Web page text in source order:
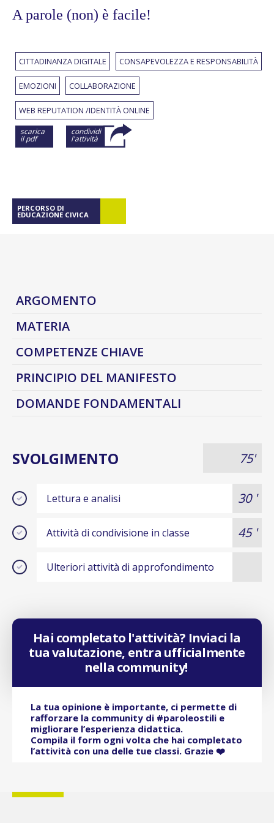
A parole (non) è facile!
CITTADINANZA DIGITALE CONSAPEVOLEZZA E RESPONSABILITÀ
EMOZIONI COLLABORAZIONE
WEB REPUTATION /IDENTITÀ ONLINE
scarica
il pdf
condividi
l'attività
PERCORSO DI
EDUCAZIONE CIVICA
ARGOMENTO
MATERIA
COMPETENZE CHIAVE
PRINCIPIO DEL MANIFESTO
DOMANDE FONDAMENTALI
SVOLGIMENTO 75'
Lettura e analisi
Attività di condivisione in classe
Ulteriori attività di approfondimento
Hai completato l'attività? Inviaci la
tua valutazione, entra ufficialmente
nella community!
La tua opinione è importante, ci permette di
rafforzare la community di #paroleostili e
migliorare l’esperienza didattica.
Compila il form ogni volta che hai completato
l’attività con una delle tue classi. Grazie ❤️